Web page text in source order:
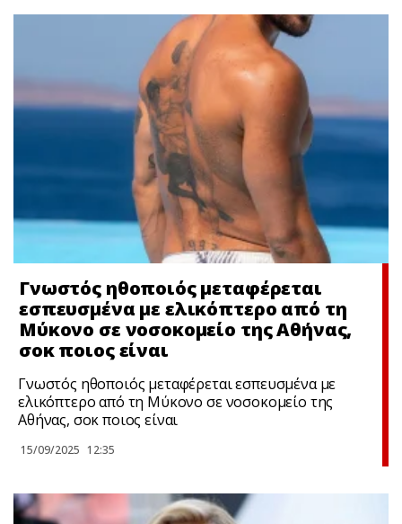
Γνωστός ηθοποιός μεταφέρεται
εσπευσμένα με ελικόπτερο από τη
Μύκονο σε νοσοκομείο της Αθήνας,
σoκ ποιος είναι
Γνωστός ηθοποιός μεταφέρεται εσπευσμένα με
ελικόπτερο από τη Μύκονο σε νοσοκομείο της
Αθήνας, σoκ ποιος είναι
15/09/2025 12:35